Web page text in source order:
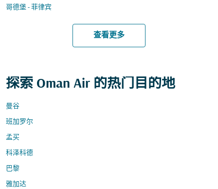
哥德堡 - 菲律宾
查看更多
探索 Oman Air 的热门目的地
曼谷
班加罗尔
孟买
科泽科德
巴黎
雅加达